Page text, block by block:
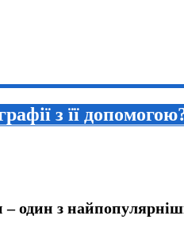
з її
один з